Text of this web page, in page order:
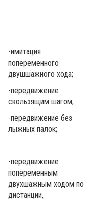
-имитация
попеременного
двушшажного хода;
-передвижение
скользящим шагом;
-передвижение без
лыжных палок;
-передвижение
попеременным
двухшажным ходом по
дистанции,